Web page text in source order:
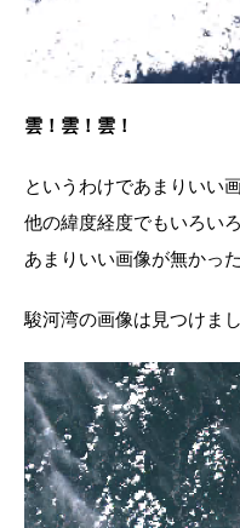
雲！ 雲！ 雲！
というわけであまりいい
他の緯度経度でもいろい
あまりいい画像が無かっ
駿河湾の画像は見つけまし